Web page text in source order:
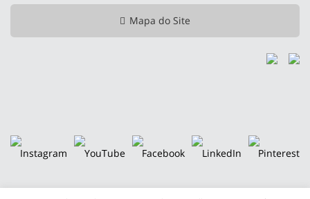
Mapa do Site